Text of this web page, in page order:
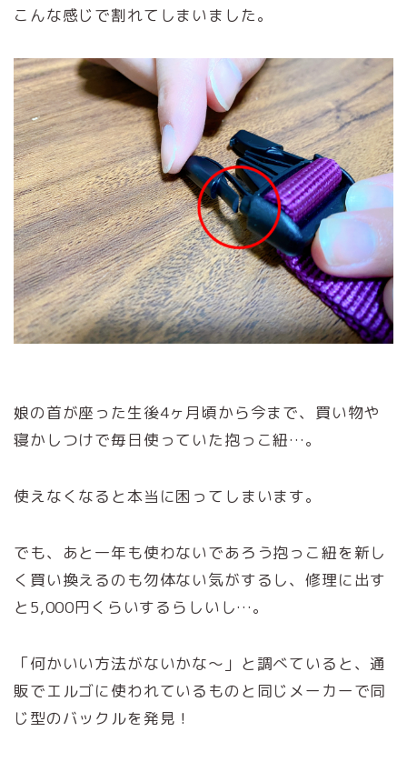
こんな感じで割れてしまいました。
娘の首が座った生後4ヶ月頃から今まで、買い物や
寝かしつけで毎日使っていた抱っこ紐…。
使えなくなると本当に困ってしまいます。
でも、あと一年も使わないであろう抱っこ紐を新し
く買い換えるのも勿体ない気がするし、修理に出す
と5,000円くらいするらしいし…。
「何かいい方法がないかな〜」と調べていると、通
販でエルゴに使われているものと同じメーカーで同
じ型のバックルを発見！